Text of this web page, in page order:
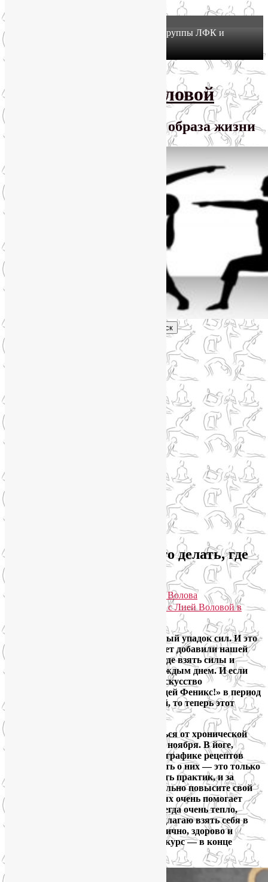
Йогатерапия в Москве: приглашаем в группы ЛФК и
SmartYoga Лии Воловой
Практики для здорового образа жизни
Сильный упадок сил. Что делать, где
Лия Волова
Практики для здоровья тела и души с Лией Воловой в
Всё больше людей жалуется на сильный упадок сил. И это
неудивительно, события последних лет добавили нашей
жизни стрессов. Вопрос, что делать, где взять силы и
энергию, становится актуальнее с каждым днем. И если
онлайн-курс «Искусство
самовосстановления, или Стань птицей Феникс!» в период
сезонного упадка сил осенью и весной, то теперь этот
Если вы тоже не знаете, как избавиться от хронической
усталости, присоединяйтесь к нам 29 ноября. В йоге,
йогатерапии, нутрициологии и нейрографике рецептов
предостаточно! Конечно, просто узнать о них — это только
полшага к успеху. Нужна регулярность практик, и за
месяц, до 23 декабря, вы уже значительно повысите свой
жизненный тонус. В таких начинаниях очень помогает
работа в группе, а в моих группах всегда очень тепло,
душевно и мотивационно. Итак, предлагаю взять себя в
руки и вернуть себе силы жить энергично, здорово и
О том, как записаться на курс — в конце